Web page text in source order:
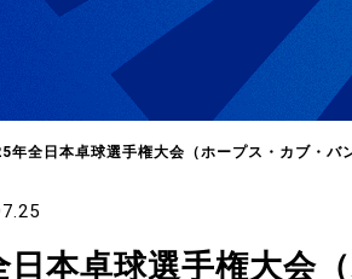
年全日本卓球選手権大会（ホープス・カブ・バ
本卓球選手権大会